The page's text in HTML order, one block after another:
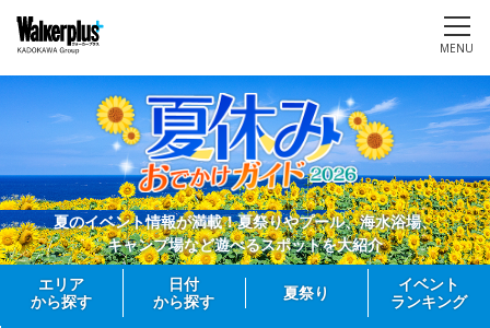
MENU
夏のイベント情報が満載！夏祭りやプール、海水浴場、
キャンプ場など遊べるスポットを大紹介
エリア
から探す
日付
から探す
夏祭り
イベント
ランキング